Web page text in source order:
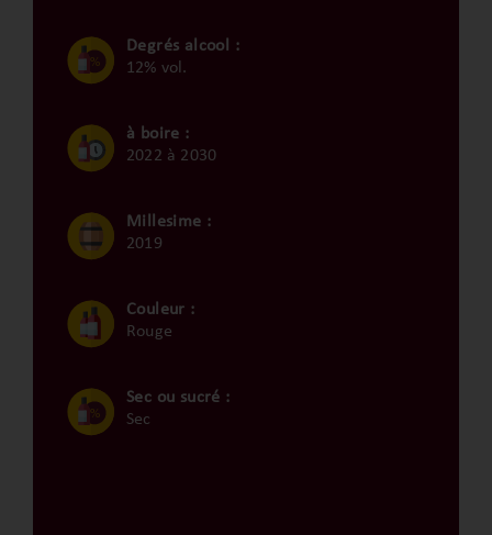
Degrés alcool :
12% vol.
à boire :
2022 à 2030
Millesime :
2019
Couleur :
Rouge
Sec ou sucré :
Sec